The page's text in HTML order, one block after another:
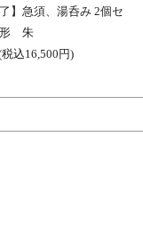
了】急須、湯呑み 2個セ
朱
込16,500円)